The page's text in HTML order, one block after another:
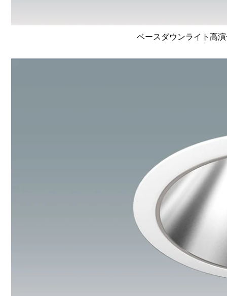
ベースダウンライト高